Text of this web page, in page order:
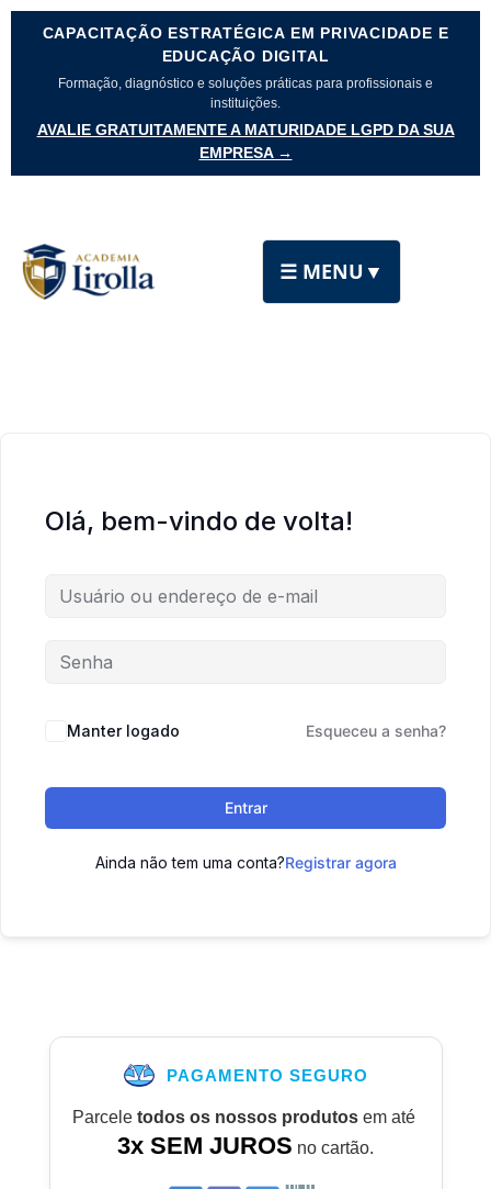
CAPACITAÇÃO ESTRATÉGICA EM PRIVACIDADE E
EDUCAÇÃO DIGITAL
Formação, diagnóstico e soluções práticas para profissionais e
instituições.
AVALIE GRATUITAMENTE A MATURIDADE LGPD DA SUA
EMPRESA →
☰ MENU ▼
Olá, bem-vindo de volta!
Manter logado Esqueceu a senha?
Entrar
Ainda não tem uma conta?Registrar agora
PAGAMENTO SEGURO
Parcele todos os nossos produtosem até
3x SEM JUROS no cartão.